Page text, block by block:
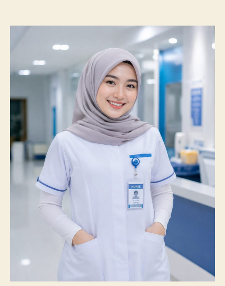
Unissula
Catatkan
Prestasi
Membanggakan,
100%
Mahasiswanya
Kompetensi
Nasional